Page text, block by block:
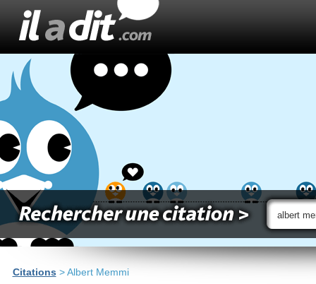
Citations > Albert Memmi